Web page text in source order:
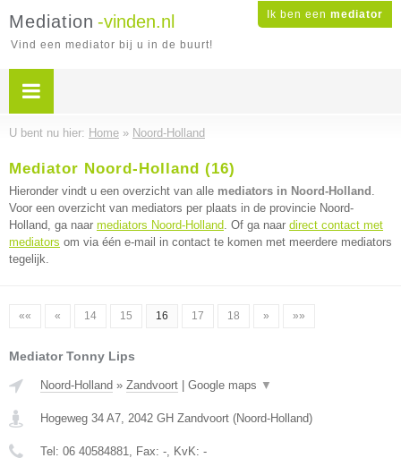
Ik ben een mediator
Mediation -vinden.nl
Vind een mediator bij u in de buurt!
U bent nu hier: Home » Noord-Holland
Mediator Noord-Holland (16)
Hieronder vindt u een overzicht van alle mediators in Noord-Holland .
Voor een overzicht van mediators per plaats in de provincie Noord-
Holland, ga naar mediators Noord-Holland. Of ga naar direct contact met
mediators om via één e-mail in contact te komen met meerdere mediators
tegelijk.
«« « 14 15 16 17 18 » »»
Mediator Tonny Lips
Noord-Holland » Zandvoort Google maps ▼
Hogeweg 34 A7, 2042 GH Zandvoort (Noord-Holland)
Tel: 06 40584881, Fax: -, KvK: -